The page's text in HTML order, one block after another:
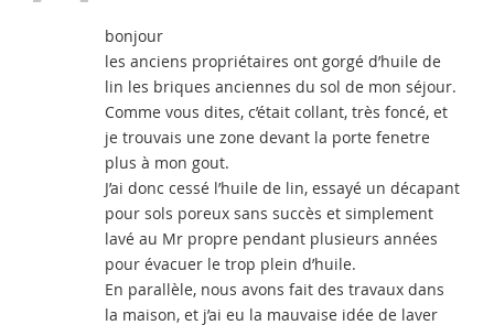
bonjour
les anciens propriétaires ont gorgé d’huile de
lin les briques anciennes du sol de mon séjour.
Comme vous dites, c’était collant, très foncé, et
je trouvais une zone devant la porte fenetre
plus à mon gout.
J’ai donc cessé l’huile de lin, essayé un décapant
pour sols poreux sans succès et simplement
lavé au Mr propre pendant plusieurs années
pour évacuer le trop plein d’huile.
En parallèle, nous avons fait des travaux dans
la maison, et j’ai eu la mauvaise idée de laver